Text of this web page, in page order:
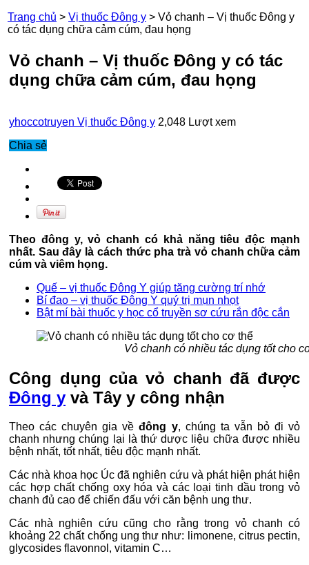
Trang chủ > Vị thuốc Đông y > Vỏ chanh – Vị thuốc Đông y
có tác dụng chữa cảm cúm, đau họng
Vỏ chanh – Vị thuốc Đông y có tác
dụng chữa cảm cúm, đau họng
yhoccotruyen Vị thuốc Đông y 2,048 Lượt xem
Chia sẻ
Theo đông y, vỏ chanh có khả năng tiêu độc mạnh
nhất. Sau đây là cách thức pha trà vỏ chanh chữa cảm
cúm và viêm họng.
Quế – vị thuốc Đông Y giúp tăng cường trí nhớ
Bí đao – vị thuốc Đông Y quý trị mụn nhọt
Bật mí bài thuốc y học cổ truyền sơ cứu rắn độc cắn
Vỏ chanh có nhiều tác dụng tốt cho
Công dụng của vỏ chanh đã được
Đông y và Tây y công nhận
Theo các chuyên gia vềđông y, chúng ta vẫn bỏ đi vỏ
chanh nhưng chúng lại là thứ dược liệu chữa được nhiều
bệnh nhất, tốt nhất, tiêu độc mạnh nhất.
Các nhà khoa học Úc đã nghiên cứu và phát hiện phát hiện
các hợp chất chống oxy hóa và các loại tinh dầu trong vỏ
chanh đủ cao để chiến đấu với căn bệnh ung thư.
Các nhà nghiên cứu cũng cho rằng trong vỏ chanh có
khoảng 22 chất chống ung thư như: limonene, citrus pectin,
glycosides flavonnol, vitamin C…